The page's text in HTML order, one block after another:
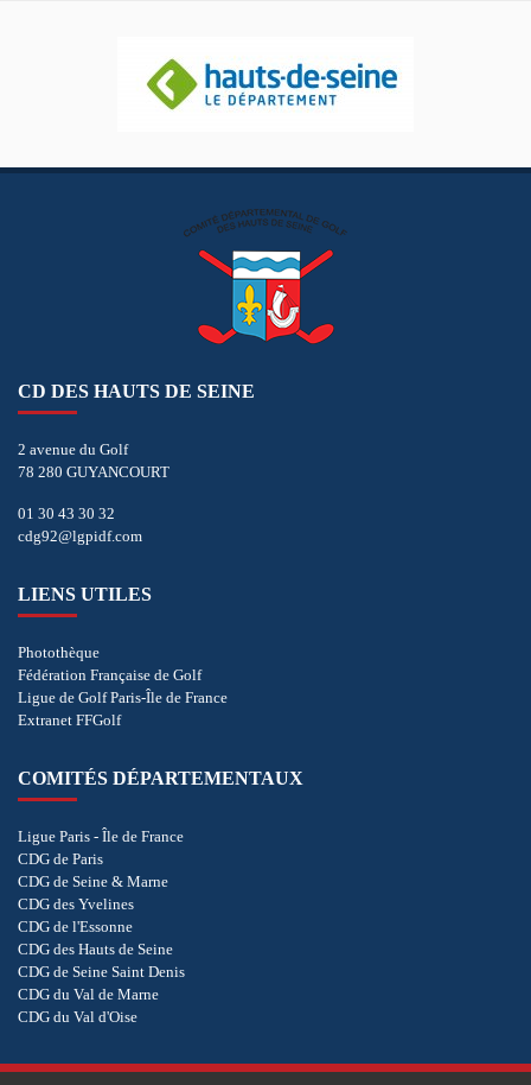
CD DES HAUTS DE SEINE
2 avenue du Golf
78 280 GUYANCOURT
01 30 43 30 32
cdg92@lgpidf.com
LIENS UTILES
Photothèque
Fédération Française de Golf
Ligue de Golf Paris-Île de France
Extranet FFGolf
COMITÉS DÉPARTEMENTAUX
Ligue Paris - Île de France
CDG de Paris
CDG de Seine & Marne
CDG des Yvelines
CDG de l'Essonne
CDG des Hauts de Seine
CDG de Seine Saint Denis
CDG du Val de Marne
CDG du Val d'Oise